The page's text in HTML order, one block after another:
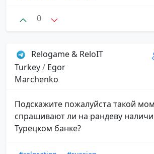
0
Relogame & ReloIT
Turkey/ Egor
Marchenko
Подскажите пожалуйста такой
спрашивают ли на рандеву
Турецком банке?